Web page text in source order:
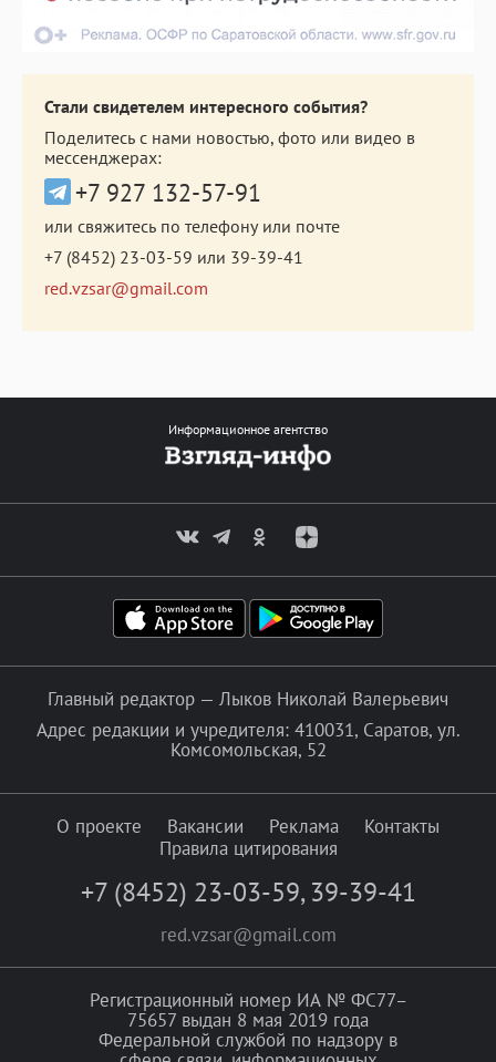
Стали свидетелем интересного события?
Поделитесь с нами новостью, фото или видео в
мессенджерах:
+7 927 132-57-91
или свяжитесь по телефону или почте
+7 (8452) 23-03-59 или 39-39-41
red.vzsar@gmail.com
Информационное агентство
Главный редактор — Лыков Николай Валерьевич
Адрес редакции и учредителя: 410031, Саратов, ул.
Комсомольская, 52
О проекте Вакансии Реклама
Контакты
Правила цитирования
+7 (8452) 23-03-59, 39-39-41
red.vzsar@gmail.com
Регистрационный номер ИА № ФС77–
75657 выдан 8 мая 2019 года
Федеральной службой по надзору в